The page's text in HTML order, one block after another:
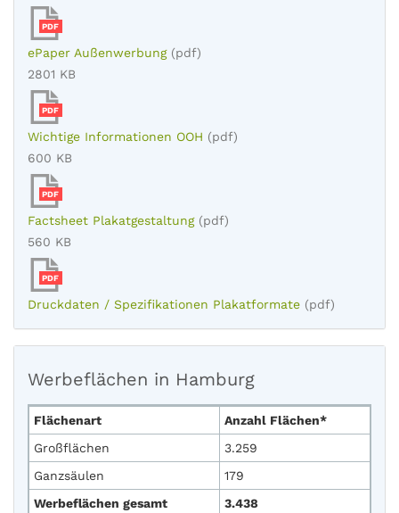
PDF
ePaper Außenwerbung (pdf)
2801 KB
PDF
Wichtige Informationen OOH (pdf)
600 KB
PDF
Factsheet Plakatgestaltung (pdf)
560 KB
PDF
Druckdaten / Spezifikationen Plakatformate (pdf)
Werbeflächen in Hamburg
Flächenart
Anzahl Flächen*
Großflächen
3.259
Ganzsäulen
179
Werbeflächen gesamt
3.438